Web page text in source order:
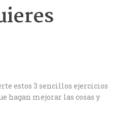
estos 3 sencillos ejercicios
hagan mejorar las cosas y